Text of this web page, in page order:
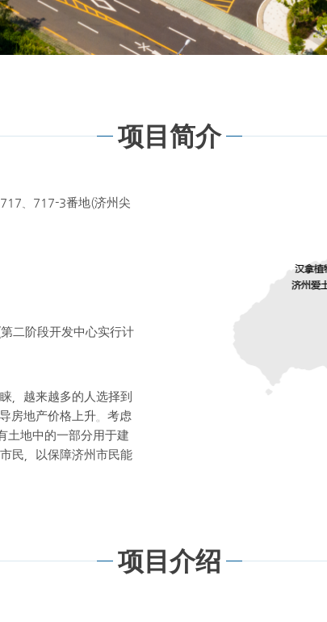
项目简介
、717-3番地(济州尖
二阶段开发中心实行计
，越来越多的人选择到
房地产价格上升。考虑
土地中的一部分用于建
民，以保障济州市民能
项目介绍